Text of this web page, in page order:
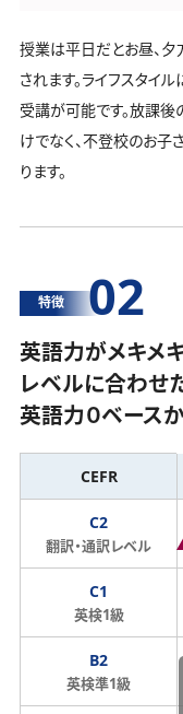
授業は平日だとお昼、夕
されます。ライフスタイ
受講が可能です。放課
けでなく、不登校のお子
ります。
特徴 02
英語力がメキメ
レベルに合わせ
英語力０ベース
CEFR
C2
翻訳・通訳レベル
C1
英検1級
B2
英検準1級